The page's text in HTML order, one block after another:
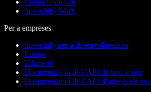
Clonació de veu
Speechify Work
Per a empreses
Speechify per a desenvolupadors
Equips
Educació
Documentació de l’API de text a veu
Documentació de l’API d’agents de veu